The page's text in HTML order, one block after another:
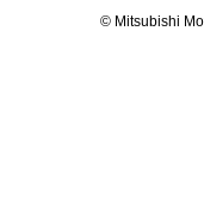
© Mitsubishi